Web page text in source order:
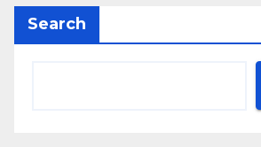
Search